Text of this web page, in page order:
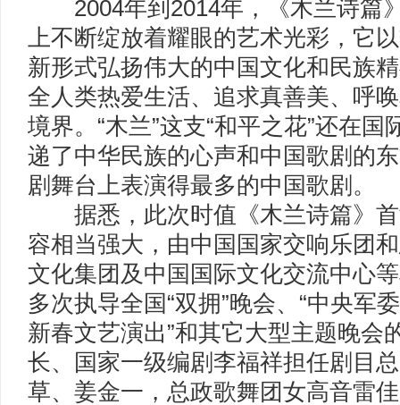
2004年到2014年，《木兰诗篇
上不断绽放着耀眼的艺术光彩，它
新形式弘扬伟大的中国文化和民族
全人类热爱生活、追求真善美、呼
境界。“木兰”这支“和平之花”还在
递了中华民族的心声和中国歌剧的
剧舞台上表演得最多的中国歌剧。
据悉，此次时值《木兰诗篇》首
容相当强大，由中国国家交响乐团
文化集团及中国国际文化交流中心
多次执导全国“双拥”晚会、“中央军
新春文艺演出”和其它大型主题晚会
长、国家一级编剧李福祥担任剧目
草、姜金一，总政歌舞团女高音雷